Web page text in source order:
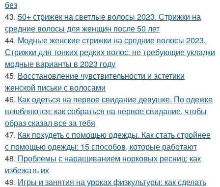
без
43. 50+ стрижек на светлые волосы 2023. Стрижки на
средние волосы для женщин после 50 лет
44. Модные женские стрижки на средние волосы 2023.
Стрижки для тонких редких волос: не требующие укладки
модные варианты в 2023 году
45. Восстановление чувствительности и эстетики
женской письки с волосами
46. Как одеться на первое свидание девушке. По одежке
влюбляются: как собраться на первое свидание, чтобы
образ сказал все за тебя
47. Как похудеть с помощью одежды. Как стать стройнее
с помощью одежды: 15 способов, которые работают
48. Проблемы с наращиванием норковых ресниц: как
избежать их
49. Игры и занятия на уроках физкультуры: как сделать